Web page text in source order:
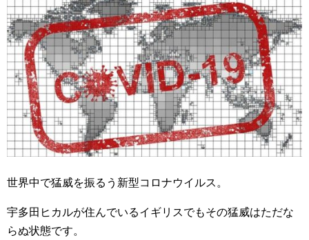
世界中で猛威を振るう新型コロナウイルス。
宇多田ヒカルが住んでいるイギリスでもその猛威はただな
らぬ状態です。